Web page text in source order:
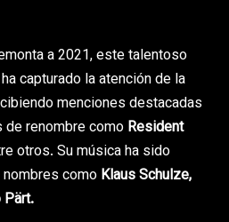
a 2021, este talentoso
capturado la atención de la
menciones destacadas
renombre como Resident
otros. Su música ha sido
como Klaus Schulze,
Pärt.